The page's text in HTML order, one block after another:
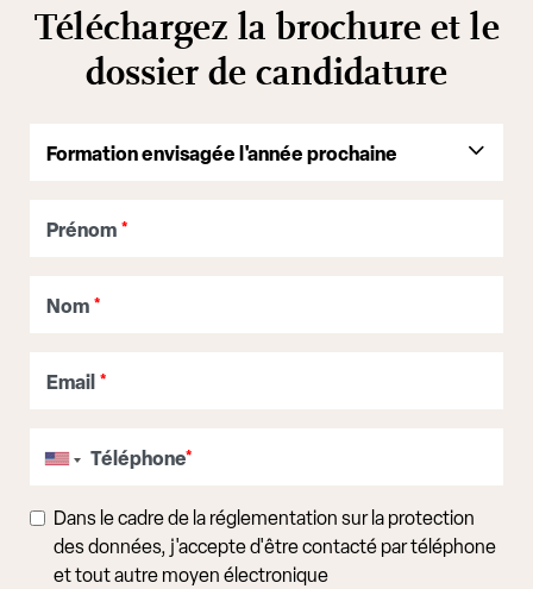
Téléchargez la brochure et le
dossier de candidature
Prénom *
Nom *
Email *
Téléphone*
Dans le cadre de la réglementation sur la protection
des données, j'accepte d'être contacté par téléphone
et tout autre moyen électronique